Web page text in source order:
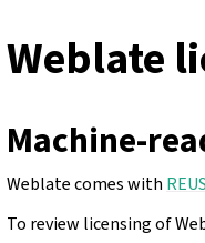
Weblate
Machine-
Weblate comes with
To review licensing of